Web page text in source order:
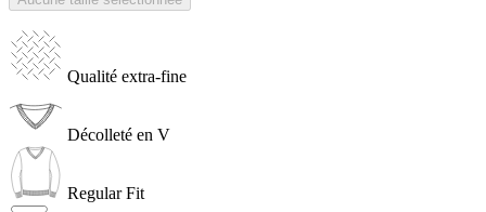
Qualité extra-fine
Décolleté en V
Regular Fit